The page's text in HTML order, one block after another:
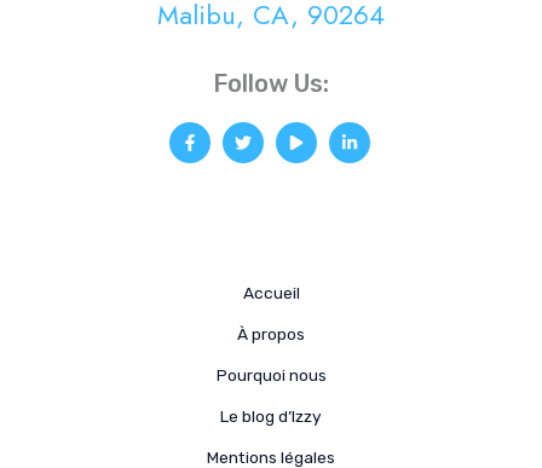
Malibu, CA, 90264
Follow Us:
Accueil
À propos
Pourquoi nous
Le blog d’Izzy
Mentions légales